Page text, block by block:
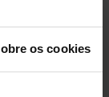
os cookies
tarefa
usado em
uma longa